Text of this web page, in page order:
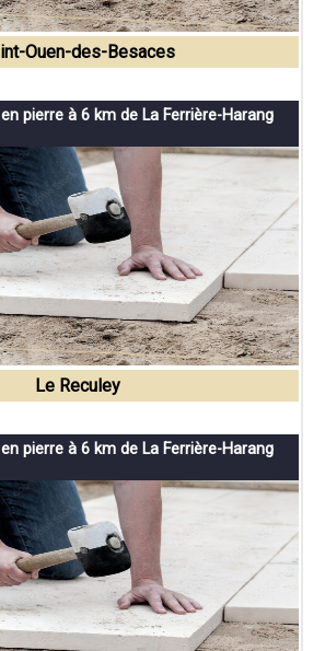
Ouen-des-Besaces
pierre à 6 km de La Ferrière-Harang
Le Reculey
pierre à 6 km de La Ferrière-Harang